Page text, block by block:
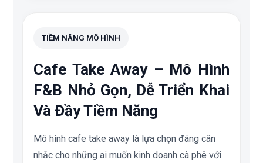
TIỀM NĂNG MÔ HÌNH
Cafe Take Away – Mô Hình
F&B Nhỏ Gọn, Dễ Triển Khai
Và Đầy Tiềm Năng
Mô hình cafe take away là lựa chọn đáng cân
nhắc cho những ai muốn kinh doanh cà phê với